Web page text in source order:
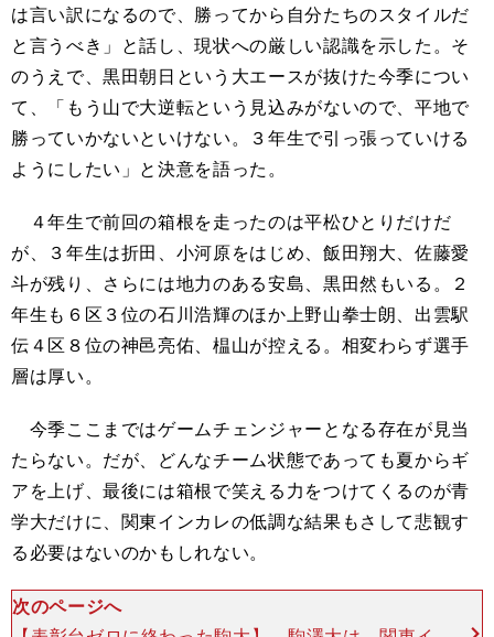
は言い訳になるので、勝ってから自分たちのスタイルだ
と言うべき」と話し、現状への厳しい認識を示した。そ
のうえで、黒田朝日という大エースが抜けた今季につい
て、「もう山で大逆転という見込みがないので、平地で
勝っていかないといけない。３年生で引っ張っていける
ようにしたい」と決意を語った。
４年生で前回の箱根を走ったのは平松ひとりだけだ
が、３年生は折田、小河原をはじめ、飯田翔大、佐藤愛
斗が残り、さらには地力のある安島、黒田然もいる。２
年生も６区３位の石川浩輝のほか上野山拳士朗、出雲駅
伝４区８位の神邑亮佑、榅山が控える。相変わらず選手
層は厚い。
今季ここまではゲームチェンジャーとなる存在が見当
たらない。だが、どんなチーム状態であっても夏からギ
アを上げ、最後には箱根で笑える力をつけてくるのが青
学大だけに、関東インカレの低調な結果もさして悲観す
る必要はないのかもしれない。
次のページへ